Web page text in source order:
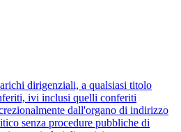
dirigenziali, a qualsiasi titolo
ivi inclusi quelli conferiti
dall'organo di indirizzo
senza procedure pubbliche di